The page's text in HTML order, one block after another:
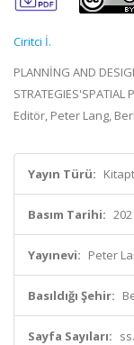
Ciritci İ.
PLANNİNG AND
Editör, Peter Lang,
Yayın Türü:
Basım Tarihi:
Yayınevi: Peter
Basıldığı Şehir:
Sayfa Sayıları: